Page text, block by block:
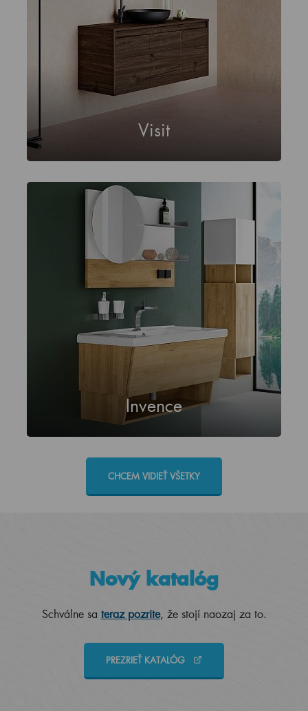
Visit
Invence
CHCEM VIDIEŤ VŠETKY
Nový katalóg
Schválne sa teraz pozrite, že stojí naozaj za to.
PREZRIEŤ KATALÓG